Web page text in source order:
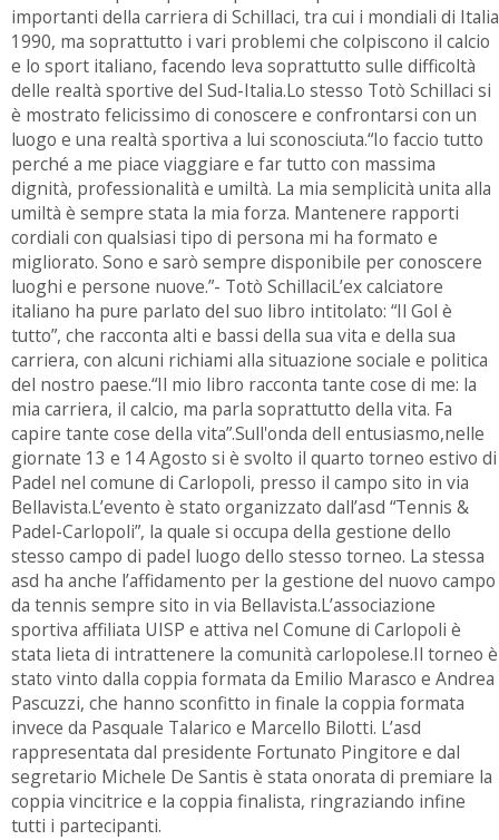
importanti della carriera di Schillaci, tra cui i mondiali di Italia
1990, ma soprattutto i vari problemi che colpiscono il calcio
e lo sport italiano, facendo leva soprattutto sulle difficoltà
delle realtà sportive del Sud-Italia.Lo stesso Totò Schillaci si
è mostrato felicissimo di conoscere e confrontarsi con un
luogo e una realtà sportiva a lui sconosciuta.“Io faccio tutto
perché a me piace viaggiare e far tutto con massima
dignità, professionalità e umiltà. La mia semplicità unita alla
umiltà è sempre stata la mia forza. Mantenere rapporti
cordiali con qualsiasi tipo di persona mi ha formato e
migliorato. Sono e sarò sempre disponibile per conoscere
luoghi e persone nuove.”- Totò SchillaciL’ex calciatore
italiano ha pure parlato del suo libro intitolato: “Il Gol è
tutto”, che racconta alti e bassi della sua vita e della sua
carriera, con alcuni richiami alla situazione sociale e politica
del nostro paese.“Il mio libro racconta tante cose di me: la
mia carriera, il calcio, ma parla soprattutto della vita. Fa
capire tante cose della vita”.Sull'onda dell entusiasmo,nelle
giornate 13 e 14 Agosto si è svolto il quarto torneo estivo di
Padel nel comune di Carlopoli, presso il campo sito in via
Bellavista.L’evento è stato organizzato dall’asd “Tennis &
Padel-Carlopoli”, la quale si occupa della gestione dello
stesso campo di padel luogo dello stesso torneo. La stessa
asd ha anche l’affidamento per la gestione del nuovo campo
da tennis sempre sito in via Bellavista.L’associazione
sportiva affiliata UISP e attiva nel Comune di Carlopoli è
stata lieta di intrattenere la comunità carlopolese.Il torneo è
stato vinto dalla coppia formata da Emilio Marasco e Andrea
Pascuzzi, che hanno sconfitto in finale la coppia formata
invece da Pasquale Talarico e Marcello Bilotti. L’asd
rappresentata dal presidente Fortunato Pingitore e dal
segretario Michele De Santis è stata onorata di premiare la
coppia vincitrice e la coppia finalista, ringraziando infine
tutti i partecipanti.